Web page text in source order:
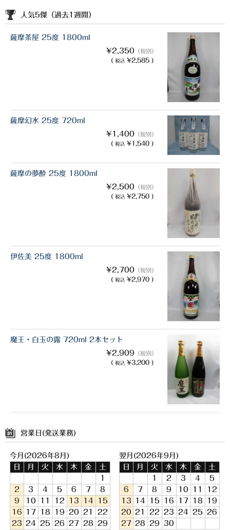
人気5傑（過去1週間）
薩摩茶屋 25度 1800ml
¥2,350 （税別）
( 税込 ¥2,585 )
薩摩幻水 25度 720ml
¥1,400 （税別）
( 税込 ¥1,540 )
薩摩の夢酔 25度 1800ml
¥2,500 （税別）
( 税込 ¥2,750 )
伊佐美 25度 1800ml
¥2,700 （税別）
( 税込 ¥2,970 )
魔王・白玉の露 720ml 2本セット
¥2,909 （税別）
( 税込 ¥3,200 )
営業日(発送業務)
今月(2026年8月)
日
月 火 水 木 金
土
1
2
3 4 5 6 7
8
9
10 11 12 13 14
15
16
17 18 19 20 21
22
23 24 25 26 27 28
29
翌月(2026年9月)
日
月 火 水 木 金
土
1
2 3 4
5
6
7 8 9 10 11
12
13
14 15 16 17 18
19
20 21 22 23 24 25
26
27 28 29 30